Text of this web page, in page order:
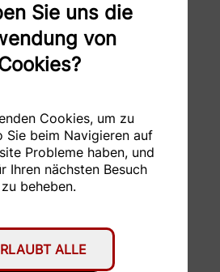
Sie uns die
von
Cookies, um zu
Sie beim Navigieren auf
Probleme haben, und
Ihren nächsten Besuch
zu beheben.
ALLE
Falegnameria F.lli
Bugada
Fritz Born AG
HABA
Hesai Technology
hosttech GmbH
KISSsoft AG